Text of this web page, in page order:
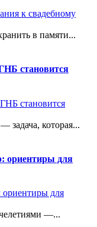
в памяти...
становится
задача, которая...
ориентиры для
—...